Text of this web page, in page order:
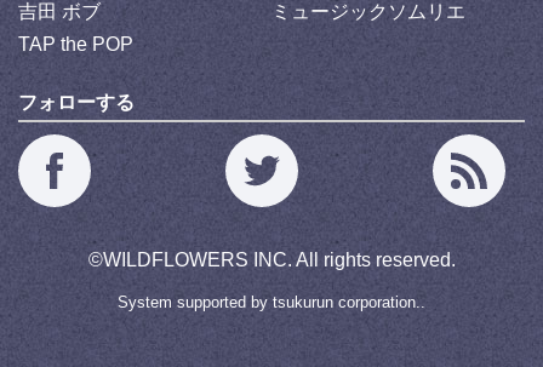
吉田 ボブ
ミュージックソムリエ
TAP the POP
フォローする
©WILDFLOWERS INC. All rights reserved.
System supported by tsukurun corporation..